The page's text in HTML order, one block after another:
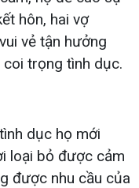
hôn, hai vợ
vẻ tận hưởng
trọng tình dục.
dục họ mới
loại bỏ được cảm
được nhu cầu của